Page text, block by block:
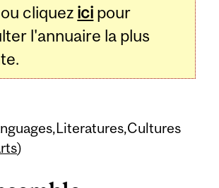
cliquez ici pour
l'annuaire la plus
)